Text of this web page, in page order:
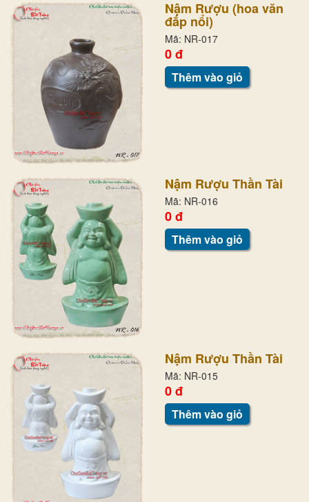
Nậm Rượu (hoa văn
đắp nổi)
Mã: NR-017
0 đ
Thêm vào giỏ
Nậm Rượu Thần Tài
Mã: NR-016
0 đ
Thêm vào giỏ
Nậm Rượu Thần Tài
Mã: NR-015
0 đ
Thêm vào giỏ